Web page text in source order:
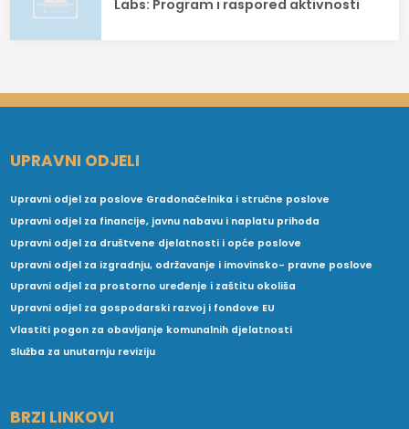
Labs: Program i raspored aktivnosti
UPRAVNI ODJELI
Upravni odjel za poslove Gradonačelnika i stručne poslove
Upravni odjel za financije, javnu nabavu i naplatu prihoda
Upravni odjel za društvene djelatnosti i opće poslove
Upravni odjel za izgradnju, održavanje i imovinsko- pravne poslove
Upravni odjel za prostorno uređenje i zaštitu okoliša
Upravni odjel za gospodarski razvoj i fondove EU
Vlastiti pogon za obavljanje komunalnih djelatnosti
Služba za unutarnju reviziju
BRZI LINKOVI